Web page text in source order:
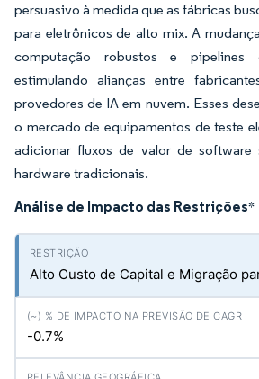
persuasivo à medida que as fábricas
para eletrônicos de alto mix. A
computação robustos e pipelines
estimulando alianças entre
provedores de IA em nuvem. Esses
o mercado de equipamentos de teste
adicionar fluxos de valor de software
hardware tradicionais.
Análise de Impacto das Restrições*
Alto Custo de Capital e Migração
-0.7%